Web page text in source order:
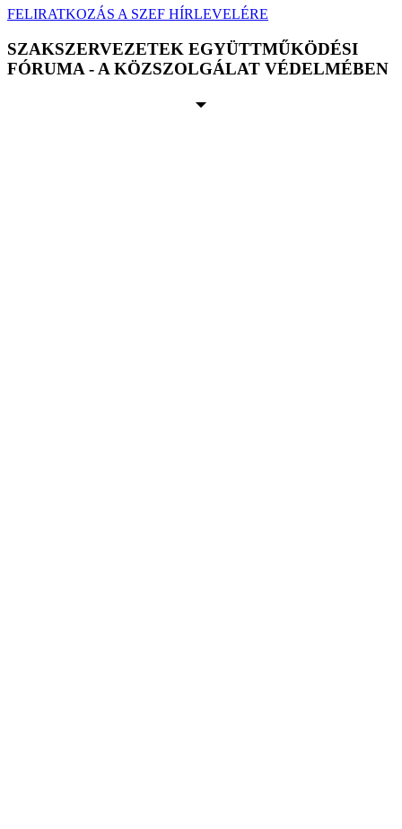
FELIRATKOZÁS A SZEF HÍRLEVELÉRE
SZAKSZERVEZETEK EGYÜTTMŰKÖDÉSI
FÓRUMA - A KÖZSZOLGÁLAT VÉDELMÉBEN